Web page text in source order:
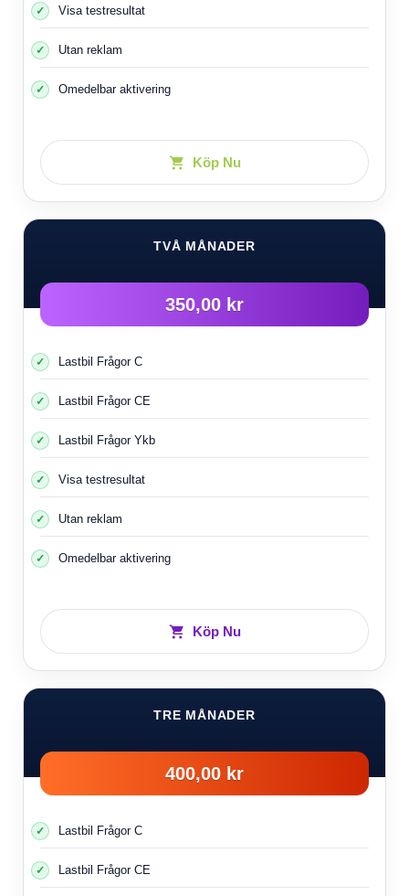
Visa testresultat
Utan reklam
Omedelbar aktivering
Köp Nu
TVÅ MÅNADER
350,00 kr
Lastbil Frågor C
Lastbil Frågor CE
Lastbil Frågor Ykb
Visa testresultat
Utan reklam
Omedelbar aktivering
Köp Nu
TRE MÅNADER
400,00 kr
Lastbil Frågor C
Lastbil Frågor CE